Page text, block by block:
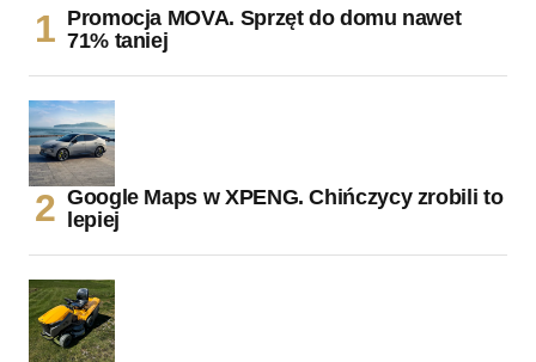
Promocja MOVA. Sprzęt do domu nawet
71% taniej
Google Maps w XPENG. Chińczycy zrobili to
lepiej